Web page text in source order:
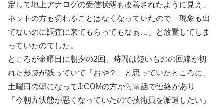
定して地上アナログの受信状態も改善されたように見え、
ネットの方も切れることはなくなっていたので「現象も出
てないのに調査に来てもらってもなぁ…」と放置してしま
っていたのでした。
ところが金曜日に朝夕の2回、時間は短いものの回線が切
れた形跡が残っていて「おや？」と思っていたところに、
土曜日の朝になってJ:COMの方から電話で連絡があり
「今朝方状態が悪くなっていたので技術員を派遣したい」